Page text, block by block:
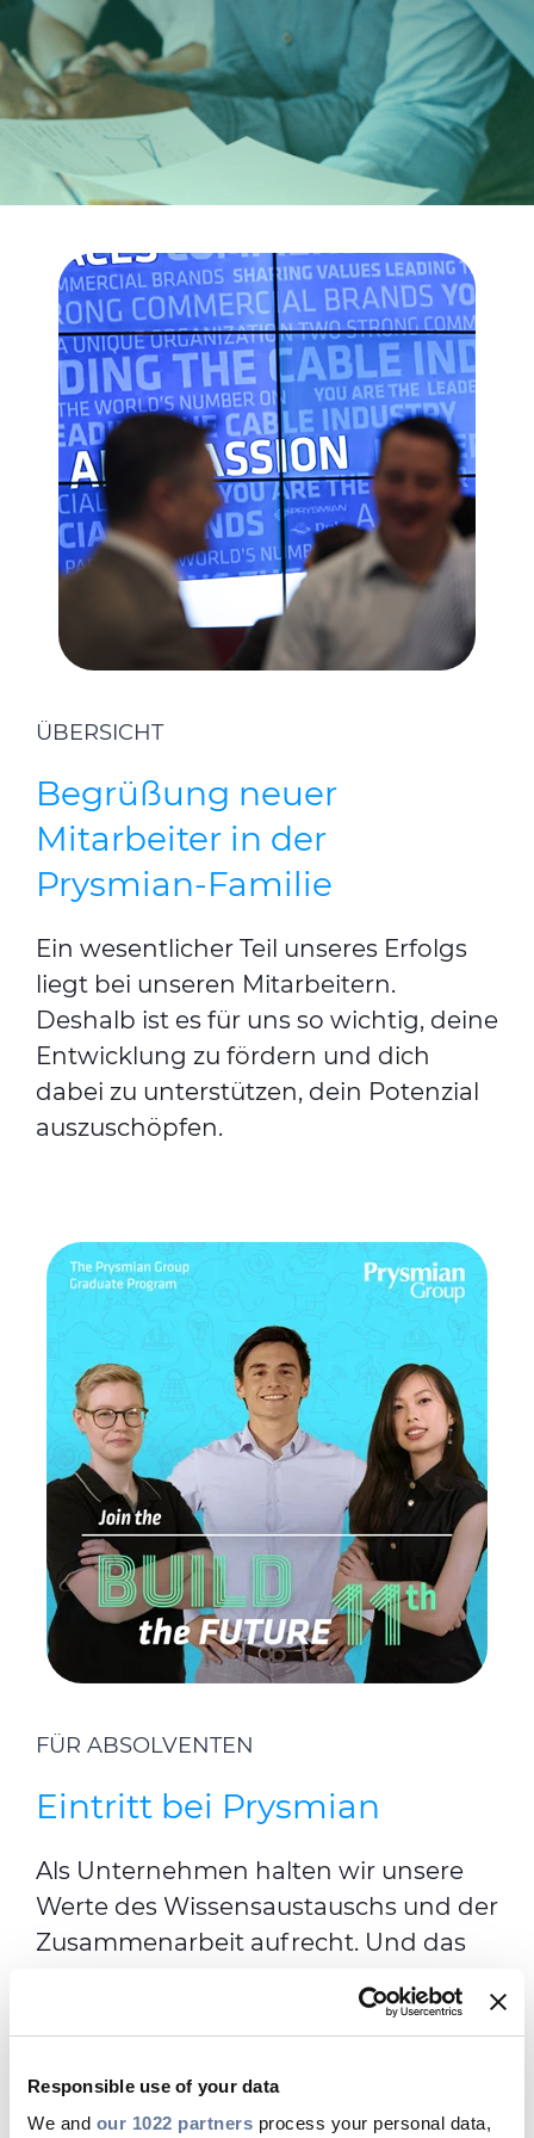
Responsible use of your data
We and our 1022 partners process your personal data,
CABLE APP
INSIGHT
PRYSMIAN CLUB
GLOBAL WEBSITE
ÜBERSICHT
Begrüßung neuer
Mitarbeiter in der
Prysmian-Familie
Ein wesentlicher Teil unseres Erfolgs
liegt bei unseren Mitarbeitern.
Deshalb ist es für uns so wichtig, deine
Entwicklung zu fördern und dich
dabei zu unterstützen, dein Potenzial
auszuschöpfen.
FÜR ABSOLVENTEN
Eintritt bei Prysmian
Als Unternehmen halten wir unsere
Werte des Wissensaustauschs und der
Zusammenarbeit aufrecht. Und das
Menschen im Unternehmen
Wenn du bei Prysmian in einem